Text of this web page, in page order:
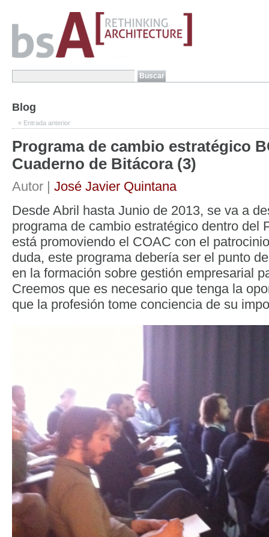
Blog
« Entrada anterior
Programa de cambio estratégico
Cuaderno de Bitácora (3)
Autor | José Javier Quintana
Desde Abril hasta Junio de 2013, se va a
programa de cambio estratégico dentro del
está promoviendo el COAC con el
duda, este programa debería ser el punto
en la formación sobre gestión empresarial
Creemos que es necesario que tenga la
que la profesión tome conciencia de su